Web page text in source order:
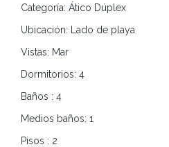
Categoría: Ático Dúplex
Ubicación:
Lado de playa
Vistas: Mar
Dormitorios: 4
Baños : 4
Medios baños: 1
Pisos : 2